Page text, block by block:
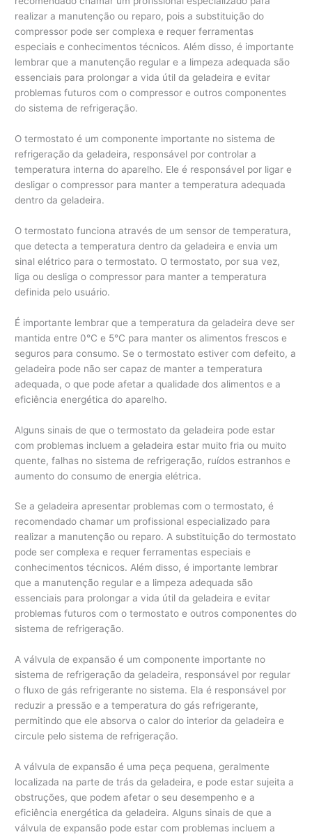
realizar a manutenção ou reparo, pois a substituição do
compressor pode ser complexa e requer ferramentas
especiais e conhecimentos técnicos. Além disso, é importante
lembrar que a manutenção regular e a limpeza adequada são
essenciais para prolongar a vida útil da geladeira e evitar
problemas futuros com o compressor e outros componentes
do sistema de refrigeração.
O termostato é um componente importante no sistema de
refrigeração da geladeira, responsável por controlar a
temperatura interna do aparelho. Ele é responsável por ligar e
desligar o compressor para manter a temperatura adequada
dentro da geladeira.
O termostato funciona através de um sensor de temperatura,
que detecta a temperatura dentro da geladeira e envia um
sinal elétrico para o termostato. O termostato, por sua vez,
liga ou desliga o compressor para manter a temperatura
definida pelo usuário.
É importante lembrar que a temperatura da geladeira deve ser
mantida entre 0°C e 5°C para manter os alimentos frescos e
seguros para consumo. Se o termostato estiver com defeito, a
geladeira pode não ser capaz de manter a temperatura
adequada, o que pode afetar a qualidade dos alimentos e a
eficiência energética do aparelho.
Alguns sinais de que o termostato da geladeira pode estar
com problemas incluem a geladeira estar muito fria ou muito
quente, falhas no sistema de refrigeração, ruídos estranhos e
aumento do consumo de energia elétrica.
Se a geladeira apresentar problemas com o termostato, é
recomendado chamar um profissional especializado para
realizar a manutenção ou reparo. A substituição do termostato
pode ser complexa e requer ferramentas especiais e
conhecimentos técnicos. Além disso, é importante lembrar
que a manutenção regular e a limpeza adequada são
essenciais para prolongar a vida útil da geladeira e evitar
problemas futuros com o termostato e outros componentes do
sistema de refrigeração.
A válvula de expansão é um componente importante no
sistema de refrigeração da geladeira, responsável por regular
o fluxo de gás refrigerante no sistema. Ela é responsável por
reduzir a pressão e a temperatura do gás refrigerante,
permitindo que ele absorva o calor do interior da geladeira e
circule pelo sistema de refrigeração.
A válvula de expansão é uma peça pequena, geralmente
localizada na parte de trás da geladeira, e pode estar sujeita a
obstruções, que podem afetar o seu desempenho e a
eficiência energética da geladeira. Alguns sinais de que a
válvula de expansão pode estar com problemas incluem a